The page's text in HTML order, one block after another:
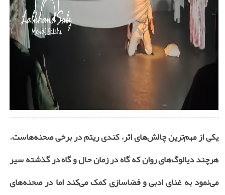
یکی از مهم‌ترین چالش‌های اثر، کندی ریتم در برخی صحنه‌هاست.
هرچند دیالوگ‌های روان که گاه در زمان حال و گاه در گذشته سیر
می‌نمود به غنای ادبی و فضاسازی کمک می‌کند اما در صحنه‌های